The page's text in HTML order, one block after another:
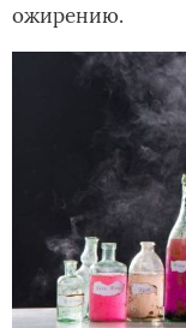
ожирению.